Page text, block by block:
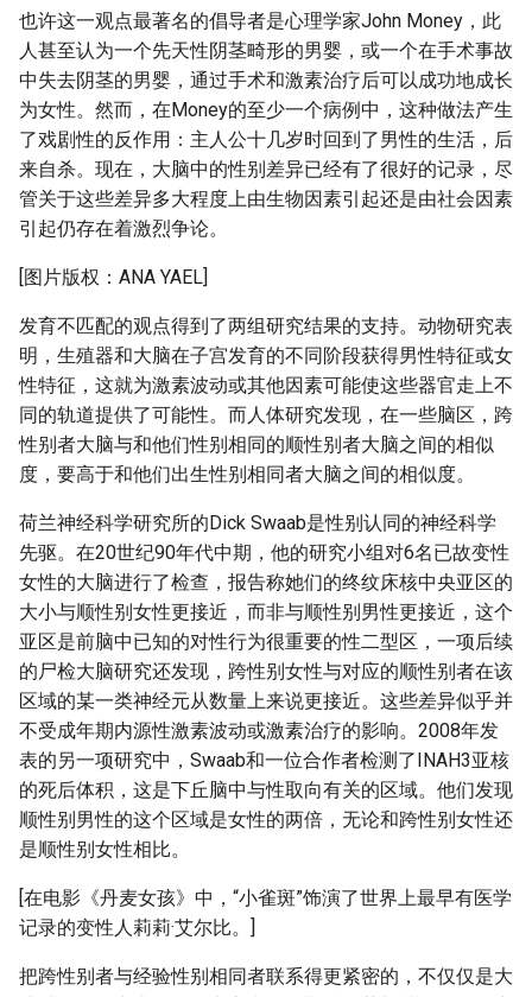
也许这一观点最著名的倡导者是心理学家John Money，此
人甚至认为一个先天性阴茎畸形的男婴，或一个在手术事故
中失去阴茎的男婴，通过手术和激素治疗后可以成功地成长
为女性。然而，在Money的至少一个病例中，这种做法产生
了戏剧性的反作用：主人公十几岁时回到了男性的生活，后
来自杀。现在，大脑中的性别差异已经有了很好的记录，尽
管关于这些差异多大程度上由生物因素引起还是由社会因素
引起仍存在着激烈争论。
[图片版权：ANA YAEL]
发育不匹配的观点得到了两组研究结果的支持。动物研究表
明，生殖器和大脑在子宫发育的不同阶段获得男性特征或女
性特征，这就为激素波动或其他因素可能使这些器官走上不
同的轨道提供了可能性。而人体研究发现，在一些脑区，跨
性别者大脑与和他们性别相同的顺性别者大脑之间的相似
度，要高于和他们出生性别相同者大脑之间的相似度。
荷兰神经科学研究所的Dick Swaab是性别认同的神经科学
先驱。在20世纪90年代中期，他的研究小组对6名已故变性
女性的大脑进行了检查，报告称她们的终纹床核中央亚区的
大小与顺性别女性更接近，而非与顺性别男性更接近，这个
亚区是前脑中已知的对性行为很重要的性二型区，一项后续
的尸检大脑研究还发现，跨性别女性与对应的顺性别者在该
区域的某一类神经元从数量上来说更接近。这些差异似乎并
不受成年期内源性激素波动或激素治疗的影响。2008年发
表的另一项研究中，Swaab和一位合作者检测了INAH3亚核
的死后体积，这是下丘脑中与性取向有关的区域。他们发现
顺性别男性的这个区域是女性的两倍，无论和跨性别女性还
是顺性别女性相比。
[在电影《丹麦女孩》中，“小雀斑”饰演了世界上最早有医学
记录的变性人莉莉·艾尔比。]
把跨性别者与经验性别相同者联系得更紧密的，不仅仅是大